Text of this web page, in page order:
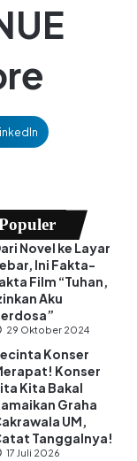
LinkedIn
Novel ke Layar
Ini Fakta-
Film “Tuhan,
Aku
29 Oktober 2024
Konser
Konser
Kita Bakal
Graha
UM,
Tanggalnya!
17 Juli 2026